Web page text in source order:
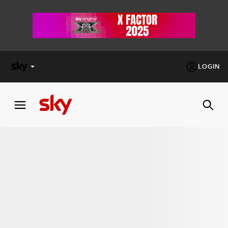
LOGIN
FACTOR